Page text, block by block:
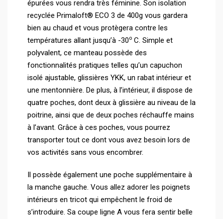
épurées vous rendra très féminine. Son isolation
recyclée Primaloft® ECO 3 de 400g vous gardera
bien au chaud et vous protègera contre les
températures allant jusqu’à -30o C. Simple et
polyvalent, ce manteau possède des
fonctionnalités pratiques telles qu’un capuchon
isolé ajustable, glissières YKK, un rabat intérieur et
une mentonnière. De plus, à l’intérieur, il dispose de
quatre poches, dont deux à glissière au niveau de la
poitrine, ainsi que de deux poches réchauffe mains
à l’avant. Grâce à ces poches, vous pourrez
transporter tout ce dont vous avez besoin lors de
vos activités sans vous encombrer.
Il possède également une poche supplémentaire à
la manche gauche. Vous allez adorer les poignets
intérieurs en tricot qui empêchent le froid de
s’introduire. Sa coupe ligne A vous fera sentir belle